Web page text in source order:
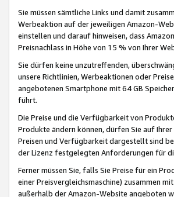
Sie müssen sämtliche Links und damit
Werbeaktion auf der jeweiligen Amazon-
einstellen und darauf hinweisen, dass
Preisnachlass in Höhe von 15 % von Ihrer
Sie dürfen keine unzutreffenden,
unsere Richtlinien, Werbeaktionen oder
angebotenen Smartphone mit 64 GB
führt.
Die Preise und die Verfügbarkeit von
Produkte ändern können, dürfen Sie auf
Preisen und Verfügbarkeit dargestellt sind
der Lizenz festgelegten Anforderungen für
Ferner müssen Sie, falls Sie Preise für ein
einer Preisvergleichsmaschine) zusammen
außerhalb der Amazon-Website angeboten